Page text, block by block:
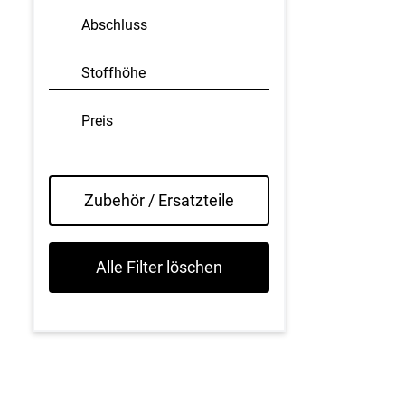
Abschluss
Stoffhöhe
Preis
Zubehör / Ersatzteile
Alle Filter löschen